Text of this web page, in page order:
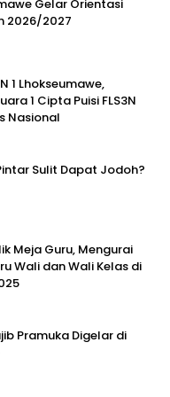
Gelar Orientasi
2026/2027
1 Lhokseumawe,
1 Cipta Puisi FLS3N
Nasional
Sulit Dapat Jodoh?
Meja Guru, Mengurai
Wali dan Wali Kelas di
Pramuka Digelar di